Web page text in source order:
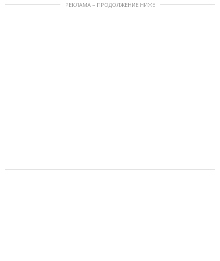
РЕКЛАМА – ПРОДОЛЖЕНИЕ НИЖЕ